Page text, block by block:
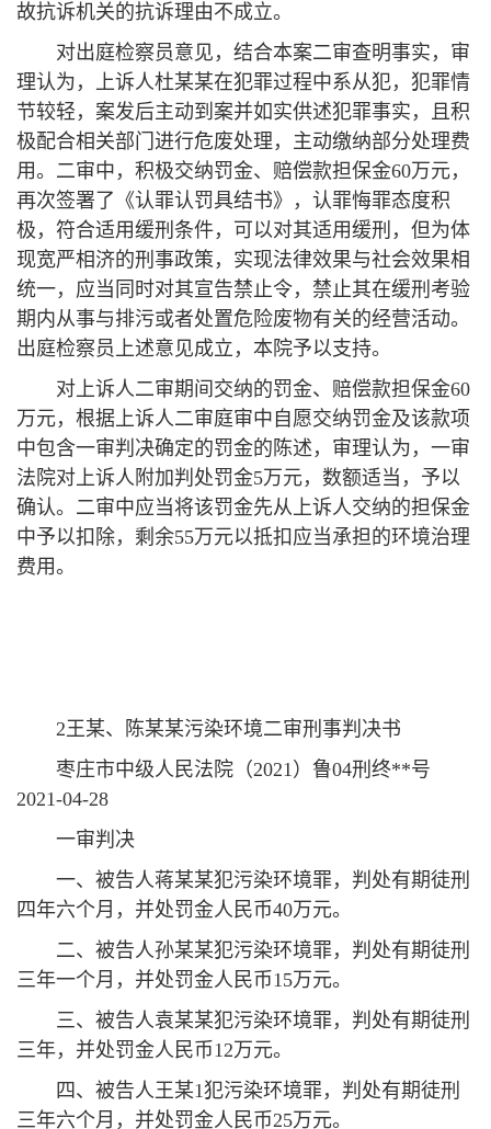
故抗诉机关的抗诉理由不成立。
对出庭检察员意见，结合本案二审查明事实，审
理认为，上诉人杜某某在犯罪过程中系从犯，犯罪情
节较轻，案发后主动到案并如实供述犯罪事实，且积
极配合相关部门进行危废处理，主动缴纳部分处理费
用。二审中，积极交纳罚金、赔偿款担保金60万元，
再次签署了《认罪认罚具结书》，认罪悔罪态度积
极，符合适用缓刑条件，可以对其适用缓刑，但为体
现宽严相济的刑事政策，实现法律效果与社会效果相
统一，应当同时对其宣告禁止令，禁止其在缓刑考验
期内从事与排污或者处置危险废物有关的经营活动。
出庭检察员上述意见成立，本院予以支持。
对上诉人二审期间交纳的罚金、赔偿款担保金60
万元，根据上诉人二审庭审中自愿交纳罚金及该款项
中包含一审判决确定的罚金的陈述，审理认为，一审
法院对上诉人附加判处罚金5万元，数额适当，予以
确认。二审中应当将该罚金先从上诉人交纳的担保金
中予以扣除，剩余55万元以抵扣应当承担的环境治理
费用。
2王某、陈某某污染环境二审刑事判决书
枣庄市中级人民法院（2021）鲁04刑终**号
2021-04-28
一审判决
一、被告人蒋某某犯污染环境罪，判处有期徒刑
四年六个月，并处罚金人民币40万元。
二、被告人孙某某犯污染环境罪，判处有期徒刑
三年一个月，并处罚金人民币15万元。
三、被告人袁某某犯污染环境罪，判处有期徒刑
三年，并处罚金人民币12万元。
四、被告人王某1犯污染环境罪，判处有期徒刑
三年六个月，并处罚金人民币25万元。